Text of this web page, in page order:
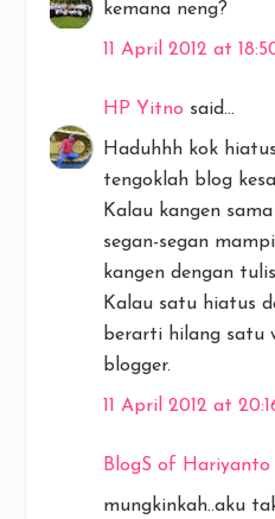
kemana neng?
11 April 2012 at
HP Yitno said...
Haduhhh kok
tengoklah blog
Kalau kangen
segan-segan
kangen dengan
Kalau satu hiatus
berarti hilang satu
blogger.
11 April 2012 at
BlogS of Hariyanto
mungkinkah..aku